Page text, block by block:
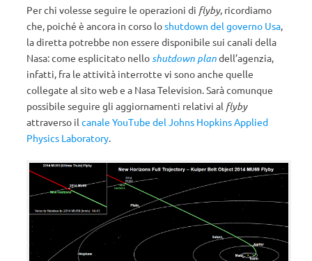
Per chi volesse seguire le operazioni di flyby, ricordiamo
che, poiché è ancora in corso loshutdown del governo Usa,
la diretta potrebbe non essere disponibile sui canali della
Nasa: come esplicitato nelloshutdown plandell’agenzia,
infatti, fra le attività interrotte vi sono anche quelle
collegate al sito web e a Nasa Television. Sarà comunque
possibile seguire gli aggiornamenti relativi al flyby
attraverso il canale YouTube del Johns Hopkins Applied
Physics Laboratory.